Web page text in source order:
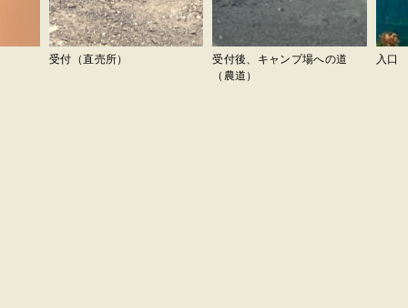
受付（直売所）
受付後、キャンプ場への道
（農道）
入口